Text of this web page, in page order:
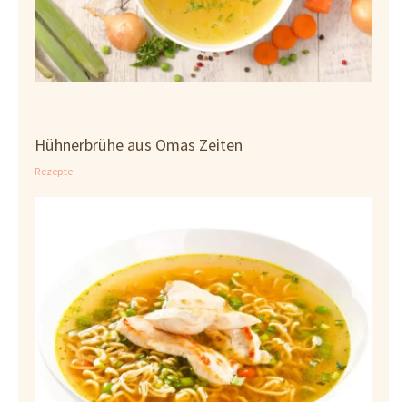
Hühnerbrühe aus Omas Zeiten
Rezepte